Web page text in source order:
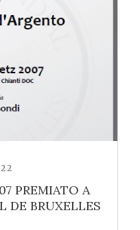
PREMIATO A
DE BRUXELLES